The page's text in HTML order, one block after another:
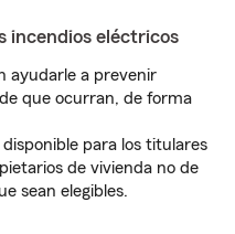
incendios eléctricos
ayudarle a prevenir
que ocurran, de forma
para los titulares
de vivienda no de
sean elegibles.